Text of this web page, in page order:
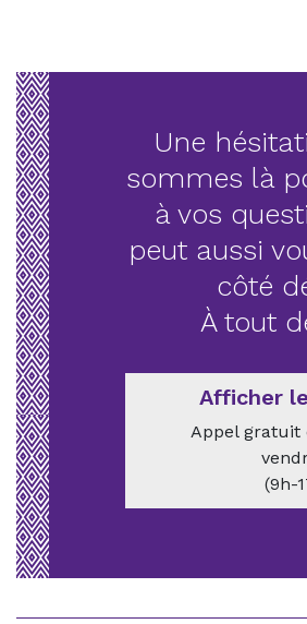
Une
sommes là
à vos
peut aussi
côté
À tout
Afficher
Appel gratuit
(9h-